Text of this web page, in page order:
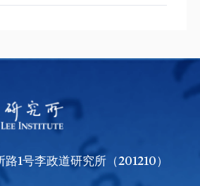
路1号李政道研究所（201210）